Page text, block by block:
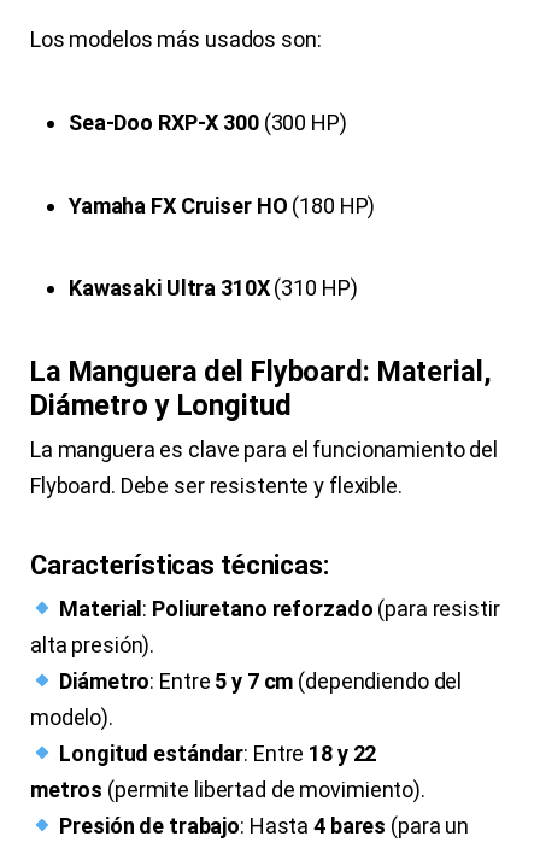
Los modelos más usados son:
Sea-Doo RXP-X 300(300 HP)
Yamaha FX Cruiser HO (180 HP)
Kawasaki Ultra 310X(310 HP)
La Manguera del Flyboard: Material,
Diámetro y Longitud
La manguera es clave para el funcionamiento del
Flyboard. Debe ser resistente y flexible.
Características técnicas:
Material : Poliuretano reforzado (para resistir
alta presión).
Diámetro: Entre 5 y 7 cm (dependiendo del
modelo).
Longitud estándar: Entre 18 y 22
metros (permite libertad de movimiento).
Presión de trabajo: Hasta4 bares (para un